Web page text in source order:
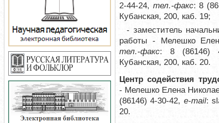
2-44-24, тел.-факс: 8
Кубанская, 200, каб. 19;
- заместитель
работы - Мелешко
тел.-факс: 8 (86146)
Кубанская, 200, каб. 20.
Центр содействия
- Мелешко Елена
(86146) 4-30-42, е-mail:
20.